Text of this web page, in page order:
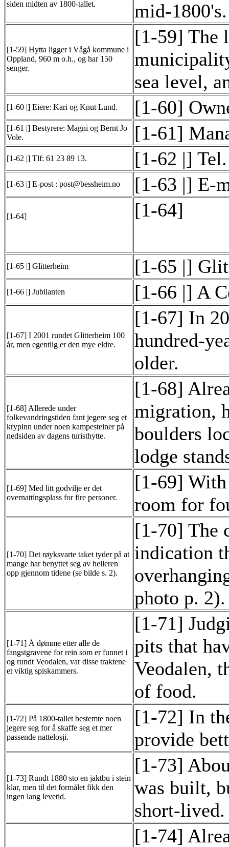
siden midten av 1800-tallet. mid-1800's.
[1-59] Hytta ligger i Vågå kommune i
Oppland, 960 m o.h., og har 150
senger.
[1-59] The
sea level,
[1-60 |] Eiere: Kari og Knut Lund. [1-60]
[1-61 |] Bestyrere: Magni og Bernt Jo
Vole.
[1-61]
[1-62 |] Tlf: 61 23 89 13. [1-62 |]
[1-63 |] E-post : post@bessheim.no [1-63 |] E-
[1-64] [1-64]
[1-65 |] Glitterheim [1-65 |]
[1-66 |] Jubilanten [1-66 |] A
[1-67] I 2001 rundet Glitterheim 100
år, men egentlig er den mye eldre.
[1-67] In
hundred-
older.
[1-68] Allerede under
folkevandringstiden fant jegere seg et
krypinn under noen kampesteiner på
nedsiden av dagens turisthytte.
[1-68]
migration,
boulders
lodge
[1-69] Med litt godvilje er det
overnattingsplass for fire personer.
[1-69]
room for
[1-70] Det røyksvarte taket tyder på at
mange har benyttet seg av helleren
opp gjennom tidene (se bilde s. 2).
[1-70] The
indication
photo p. 2).
[1-71] Å dømme etter alle de
fangstgravene for rein som er funnet i
og rundt Veodalen, var disse traktene
et viktig spiskammers.
[1-71]
pits that
Veodalen,
of food.
[1-72] På 1800-tallet bestemte noen
jegere seg for å skaffe seg et mer
passende nattelosji.
[1-72] In
provide
[1-73] Rundt 1880 sto en jaktbu i stein
klar, men til det formålet fikk den
ingen lang levetid.
[1-73]
was built,
short-lived.
[1-74]